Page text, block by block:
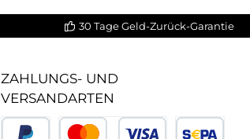
30 Tage Geld-Zurück-Garantie
ZAHLUNGS- UND
VERSANDARTEN